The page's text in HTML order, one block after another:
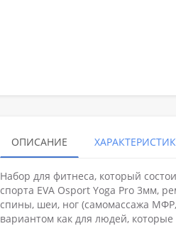
ОПИСАНИЕ
Набор для фитнеса, который
спорта EVA Osport Yoga Pro 3мм,
спины, шеи, ног (самомассажа
вариантом как для людей,